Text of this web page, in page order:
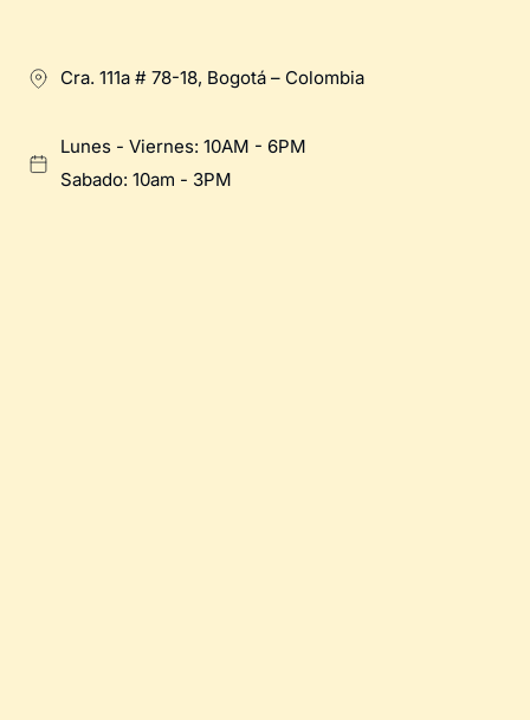
Cra. 111a # 78-18, Bogotá – Colombia
Lunes - Viernes: 10AM - 6PM
Sabado: 10am - 3PM